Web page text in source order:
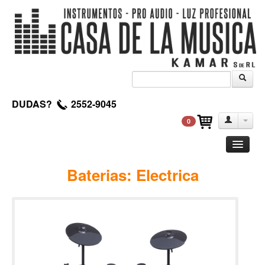
DUDAS? 2552-9045
0
Amplificadores
Baterias: Electrica